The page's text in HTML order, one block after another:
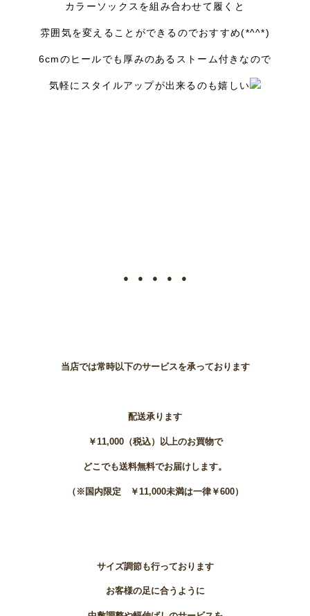
カラーソックスを組み合わせて履くと
雰囲気を変えることができるのでおすすめ(*^^*)
6cmのヒールでも厚みのあるストーム付きなので
気軽にスタイルアップが出来るのも嬉しい
● ● ● ● ●
当店では常時以下のサービスを承っております
配送承ります
￥11,000（税込）以上のお買物で
どこでも送料無料でお届けします。
（※国内限定 ￥11,000未満は一律￥600）
サイズ調節も行っております
お客様の足に合うように